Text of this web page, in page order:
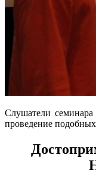
Слушатели семинара
проведение